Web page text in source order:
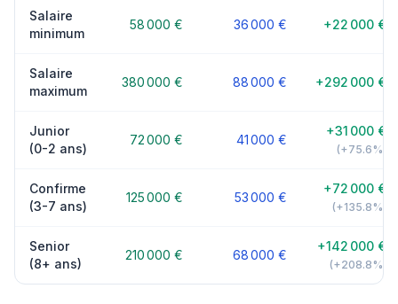
Salaire
minimum
58 000 € 36 000 € +22 000 €
Salaire
maximum
380 000 € 88 000 € +292 000 €
Junior
(0-2 ans)
72 000 € 41 000 €
+31 000 €
(+75.6%)
Confirme
(3-7 ans)
125 000 € 53 000 €
+72 000 €
(+135.8%)
Senior
(8+ ans)
210 000 € 68 000 €
+142 000 €
(+208.8%)